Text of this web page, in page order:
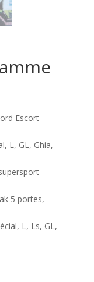
Escort
L, GL, Ghia,
5 portes,
L, Ls, GL,